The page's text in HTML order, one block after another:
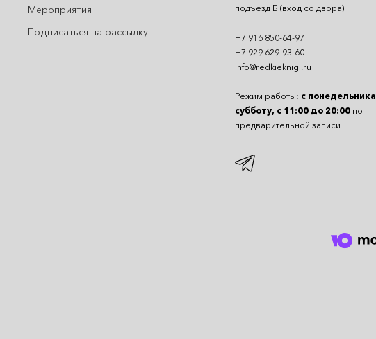
Мероприятия
Подписаться на рассылку
подъезд Б (вход со двора)
+7 916 850-64-97
+7 929 629-93-60
info@redkieknigi.ru
Режим работы: с
субботу, с 11:00 до 20:00по
предварительной записи